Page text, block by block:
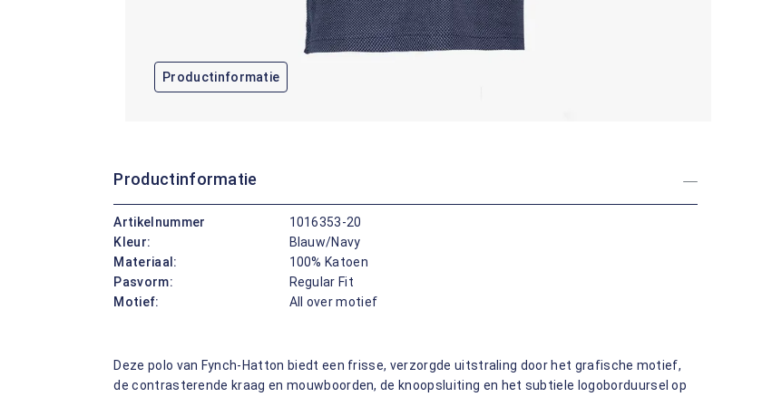
Productinformatie
Productinformatie
Artikelnummer
1016353-20
Kleur:
Blauw/Navy
Materiaal:
100% Katoen
Pasvorm:
Regular Fit
Motief:
All over motief
Deze polo van Fynch-Hatton biedt een frisse, verzorgde uitstraling door het grafische motief,
de contrasterende kraag en mouwboorden, de knoopsluiting en het subtiele logoborduursel op